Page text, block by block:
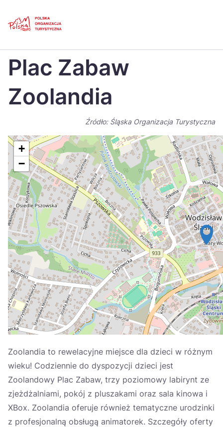
Polski
Dansk
Italiano
Nederlands 日本
Português
Suomi
Україна
Zamknij
Plac Zabaw
Zoolandia
Źródło: Śląska Organizacja Turystyczna
+
−
Zoolandia to rewelacyjne miejsce dla dzieci w różnym
wieku! Codziennie do dyspozycji dzieci jest
Zoolandowy Plac Zabaw, trzy poziomowy labirynt ze
zjeżdżalniami, pokój z pluszakami oraz sala kinowa i
XBox. Zoolandia oferuje również tematyczne urodzinki
z profesjonalną obsługą animatorek. Szczegóły oferty